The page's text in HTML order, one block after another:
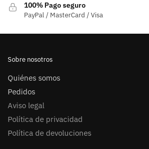
100% Pago seguro
PayPal / MasterCard / Visa
Sobre nosotros
Quiénes somos
Pedidos
Aviso legal
Política de privacidad
Política de devoluciones